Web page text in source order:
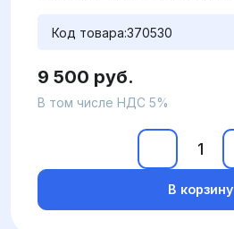
Код товара:370530
9 500 руб.
В том числе НДС 5%
В корзину